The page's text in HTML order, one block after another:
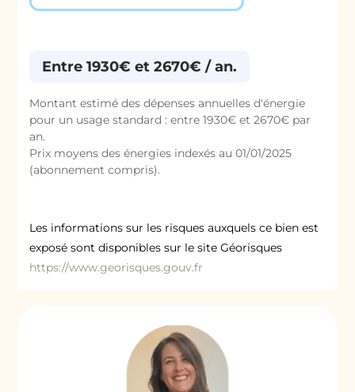
Entre 1930€ et 2670€ / an.
Montant estimé des dépenses annuelles d'énergie
pour un usage standard : entre 1930€ et 2670€ par
an.
Prix moyens des énergies indexés au 01/01/2025
(abonnement compris).
Les informations sur les risques auxquels ce bien est
exposé sont disponibles sur le site Géorisques
https://www.georisques.gouv.fr